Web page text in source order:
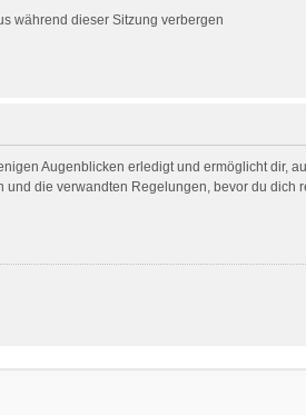
während dieser Sitzung verbergen
Augenblicken erledigt und ermöglicht dir,
die verwandten Regelungen, bevor du